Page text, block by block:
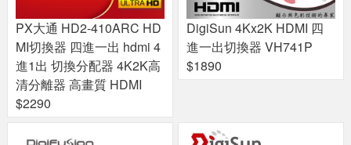
PX大通 HD2-410ARC HD
MI切換器 四進一出 hdmi 4
進1出 切換分配器 4K2K高
清分離器 高畫質 HDMI
$2290
DigiSun 4Kx2K HDMI 四
進一出切換器 VH741P
$1890